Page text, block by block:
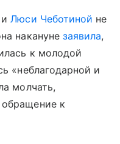
иЛюси Чеботиной не
накануне заявила,
к молодой
«неблагодарной и
молчать,
к